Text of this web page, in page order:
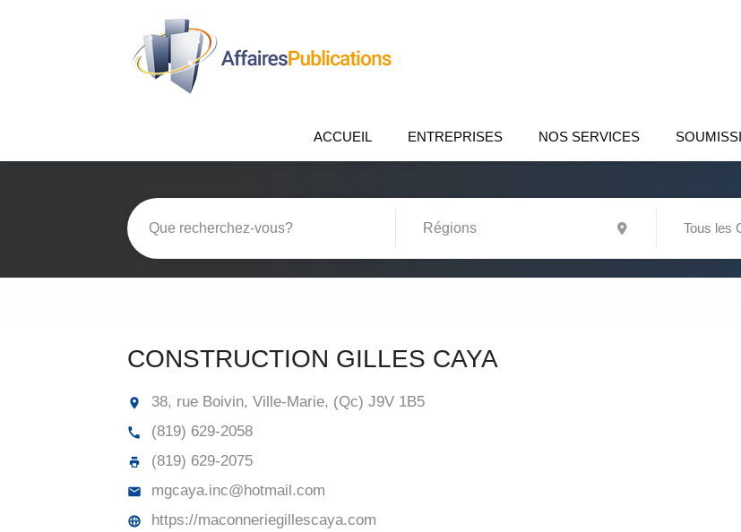
ACCUEIL ENTREPRISES NOS SERVICES
Tous les
CONSTRUCTION GILLES CAYA
38, rue Boivin, Ville-Marie, (Qc) J9V 1B5
(819) 629-2058
(819) 629-2075
mgcaya.inc@hotmail.com
https://maconneriegillescaya.com